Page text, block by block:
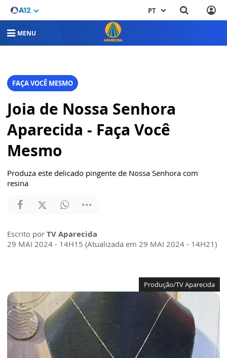
PT
MENU
FAÇA VOCÊ MESMO
Joia de Nossa Senhora
Aparecida - Faça Você
Mesmo
Produza este delicado pingente de Nossa Senhora com
resina
Escrito por TV Aparecida
29 MAI 2024 - 14H15 (Atualizada em 29 MAI 2024 - 14H21)
Produção/TV Aparecida